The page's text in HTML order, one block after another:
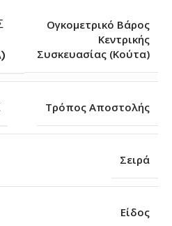
Ογκομετρικό Βάρος
Κεντρικής
Συσκευασίας (Κούτα)
Τρόπος Αποστολής
Σειρά
Είδος